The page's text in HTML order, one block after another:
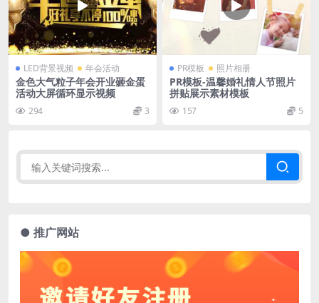
LED背景视频 年会活动
金色大气粒子年会开业砸金蛋
活动大屏循环显示视频
294 3
PR模板 照片相册
PR模板-温馨婚礼情人节照片
拼贴展示素材模板
157 5
● 推广网站